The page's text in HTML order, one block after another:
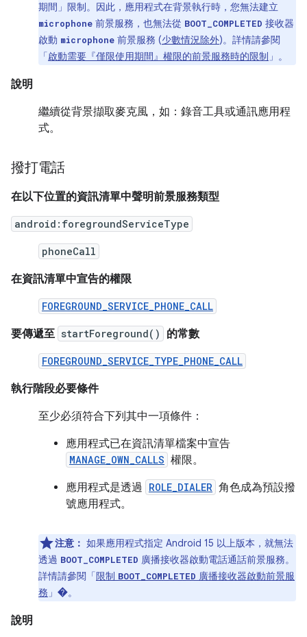
期間」限制。因此，應用程式在背景執行時，您無法建立
microphone 前景服務，也無法從 BOOT_COMPLETED 接收器
啟動 microphone 前景服務 (少數情況除外)。詳情請參閱
「啟動需要『僅限使用期間』權限的前景服務時的限制 」。
說明
繼續從背景擷取麥克風，如：錄音工具或通訊應用程
式。
撥打電話
在以下位置的資訊清單中聲明前景服務類型
android:foregroundServiceType
phoneCall
在資訊清單中宣告的權限
FOREGROUND_SERVICE_PHONE_CALL
要傳遞至 startForeground() 的常數
FOREGROUND_SERVICE_TYPE_PHONE_CALL
執行階段必要條件
至少必須符合下列其中一項條件：
應用程式已在資訊清單檔案中宣告
MANAGE_OWN_CALLS 權限。
應用程式是透過 ROLE_DIALER 角色成為預設撥
號應用程式。
注意： 如果應用程式指定 Android 15 以上版本，就無法
透過 BOOT_COMPLETED 廣播接收器啟動電話通話前景服務。
詳情請參閱「限制 BOOT_COMPLETED 廣播接收器啟動前景服
務 」 �。
說明